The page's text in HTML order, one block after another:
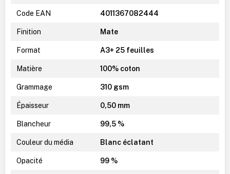
Code EAN 4011367082444
Finition Mate
Format A3+ 25 feuilles
Matière 100% coton
Grammage 310 gsm
Épaisseur 0,50 mm
Blancheur 99,5 %
Couleur du média Blanc éclatant
Opacité 99 %